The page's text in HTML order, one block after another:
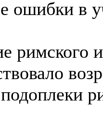
ошибки в
римского